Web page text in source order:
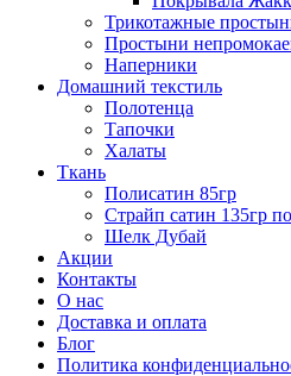
Трикотажные
Простыни
Наперники
Домашний текстиль
Полотенца
Тапочки
Халаты
Ткань
Полисатин 85гр
Страйп сатин 135гр
Шелк Дубай
Акции
Контакты
О нас
Доставка и оплата
Блог
Политика